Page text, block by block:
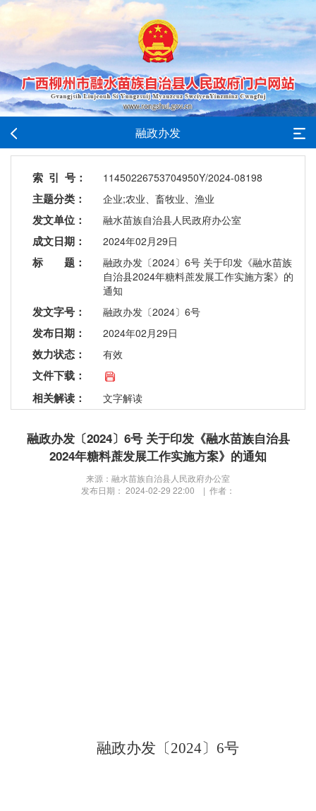
融政办发
索 引 号： 11450226753704950Y/2024-08198
主题分类： 企业;农业、畜牧业、渔业
发文单位： 融水苗族自治县人民政府办公室
成文日期： 2024年02月29日
标 题：
融政办发〔2024〕6号 关于印发《融水苗族
自治县2024年糖料蔗发展工作实施方案》的
通知
发文字号： 融政办发〔2024〕6号
发布日期： 2024年02月29日
效力状态： 有效
文件下载：
相关解读：
文字解读
融政办发〔2024〕6号 关于印发《融水苗族自治县
2024年糖料蔗发展工作实施方案》的通知
来源：融水苗族自治县人民政府办公室
发布日期： 2024-02-29 22:00 | 作者：
融政办发〔2024〕 6号